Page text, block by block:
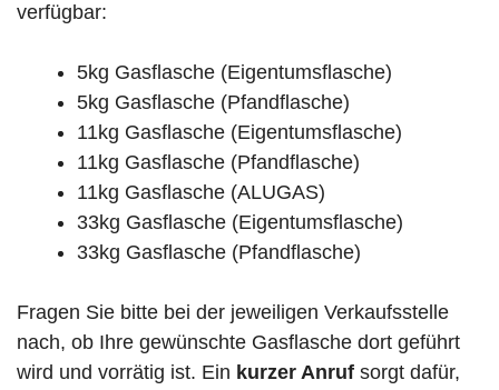
verfügbar:
5kg Gasflasche (Eigentumsflasche)
5kg Gasflasche (Pfandflasche)
11kg Gasflasche (Eigentumsflasche)
11kg Gasflasche (Pfandflasche)
11kg Gasflasche (ALUGAS)
33kg Gasflasche (Eigentumsflasche)
33kg Gasflasche (Pfandflasche)
Fragen Sie bitte bei der jeweiligen Verkaufsstelle
nach, ob Ihre gewünschte Gasflasche dort geführt
wird und vorrätig ist. Ein kurzer Anruf sorgt dafür,